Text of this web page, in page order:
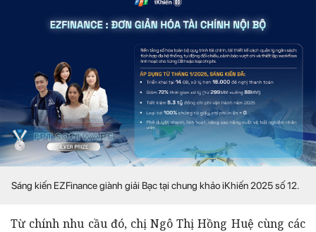
Sáng kiến EZFinance giành giải Bạc tại chung khảo iKhiến 2025 số 12.
Từ chính nhu cầu đó, chị Ngô Thị Hồng Huệ cùng các